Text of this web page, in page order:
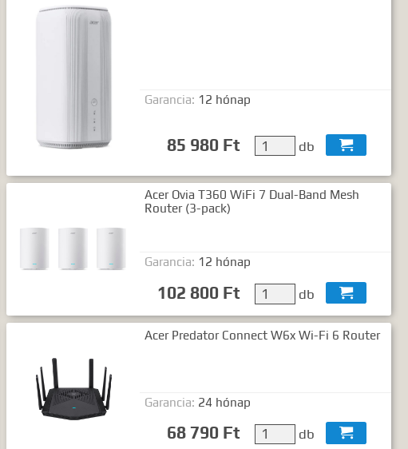
"szó1 szó2 szó..."
Garancia: 12 hónap
85 980 Ft db 
Acer Ovia T360 WiFi 7 Dual-Band Mesh
Router (3-pack)
Garancia: 12 hónap
102 800 Ft db 
Acer Predator Connect W6x Wi-Fi 6 Router
Garancia: 24 hónap
68 790 Ft db 